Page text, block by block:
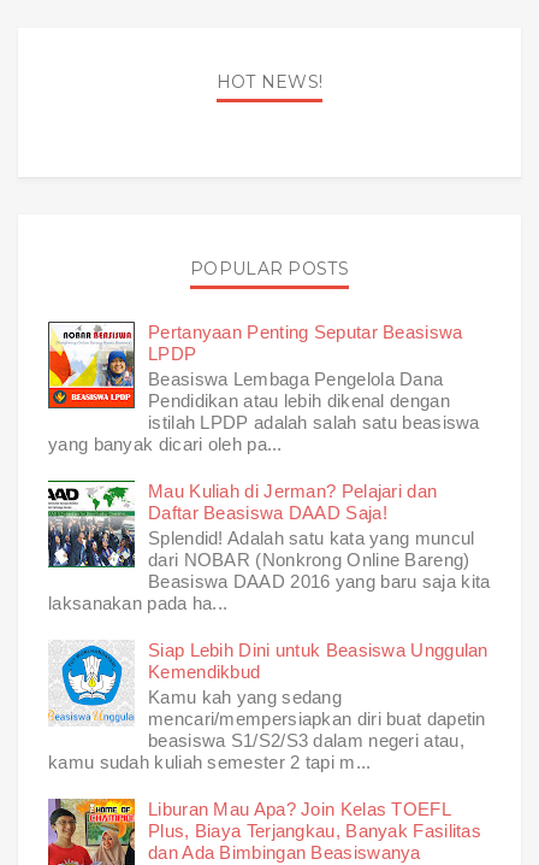
HOT NEWS!
POPULAR POSTS
Pertanyaan Penting Seputar Beasiswa
LPDP
Beasiswa Lembaga Pengelola Dana
Pendidikan atau lebih dikenal dengan
istilah LPDP adalah salah satu beasiswa
yang banyak dicari oleh pa...
Mau Kuliah di Jerman? Pelajari dan
Daftar Beasiswa DAAD Saja!
Splendid! Adalah satu kata yang muncul
dari NOBAR (Nonkrong Online Bareng)
Beasiswa DAAD 2016 yang baru saja kita
laksanakan pada ha...
Siap Lebih Dini untuk Beasiswa Unggulan
Kemendikbud
Kamu kah yang sedang
mencari/mempersiapkan diri buat dapetin
beasiswa S1/S2/S3 dalam negeri atau,
kamu sudah kuliah semester 2 tapi m...
Liburan Mau Apa? Join Kelas TOEFL
Plus, Biaya Terjangkau, Banyak Fasilitas
dan Ada Bimbingan Beasiswanya